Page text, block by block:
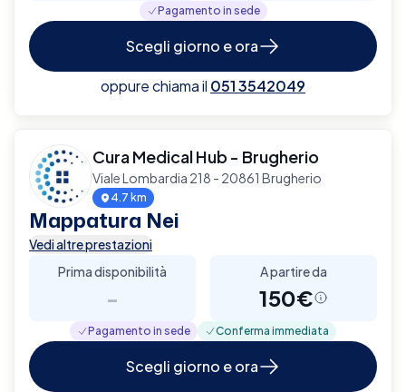
Pagamento in sede
Scegli giorno e ora
oppure chiama il 051 3542049
Cura Medical Hub - Brugherio
Viale Lombardia 218 - 20861 Brugherio
4.7 km
Mappatura Nei
Vedi altre prestazioni
Prima disponibilità
-
A partire da
150€
Pagamento in sede Conferma immediata
Scegli giorno e ora